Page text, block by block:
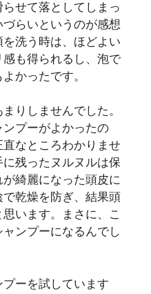
せて落としてしまっ
らいというのが感想
洗う時は、ほどよい
も得られるし、泡で
かったです。
りしませんでした。
プーがよかったの
なところわかりませ
残ったヌルヌルは保
綺麗になった頭皮に
乾燥を防ぎ、結果頭
います。まさに、こ
ンプーになるんでし
ーを試しています